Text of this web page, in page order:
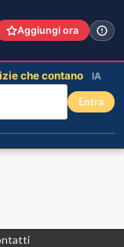
Aggiungi ora
che contano IA
Entra